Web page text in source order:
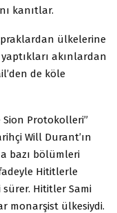
kanıtlar.
ülkelerine
akınlardan
de köle
Sion Protokolleri”
Will Durant’ın
bazı bölümleri
Hititlerle
Hititler Sami
monarşist ülkesiydi.